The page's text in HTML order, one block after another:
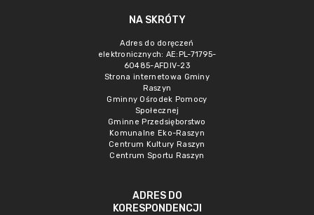
NA SKRÓTY
Adres do doręczeń
elektronicznych: AE:PL-71795-
60485-AFDIV-23
Strona internetowa Gminy
Raszyn
Gminny Ośrodek Pomocy
Społecznej
Gminne Przedsięborstwo
Komunalne Eko-Raszyn
Centrum Kultury Raszyn
Centrum Sportu Raszyn
ADRES DO
KORESPONDENCJI